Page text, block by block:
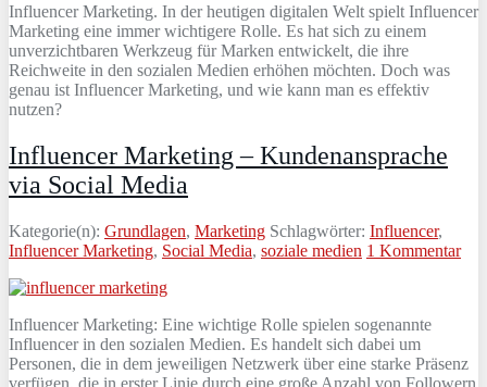
Influencer Marketing. In der heutigen digitalen Welt spielt Influencer
Marketing eine immer wichtigere Rolle. Es hat sich zu einem
unverzichtbaren Werkzeug für Marken entwickelt, die ihre
Reichweite in den sozialen Medien erhöhen möchten. Doch was
genau ist Influencer Marketing, und wie kann man es effektiv
nutzen?
Influencer Marketing – Kundenansprache
via Social Media
Kategorie(n): Grundlagen, Marketing Schlagwörter: Influencer,
Influencer Marketing, Social Media, soziale medien 1 Kommentar
Influencer Marketing: Eine wichtige Rolle spielen sogenannte
Influencer in den sozialen Medien. Es handelt sich dabei um
Personen, die in dem jeweiligen Netzwerk über eine starke Präsenz
verfügen, die in erster Linie durch eine große Anzahl von Followern